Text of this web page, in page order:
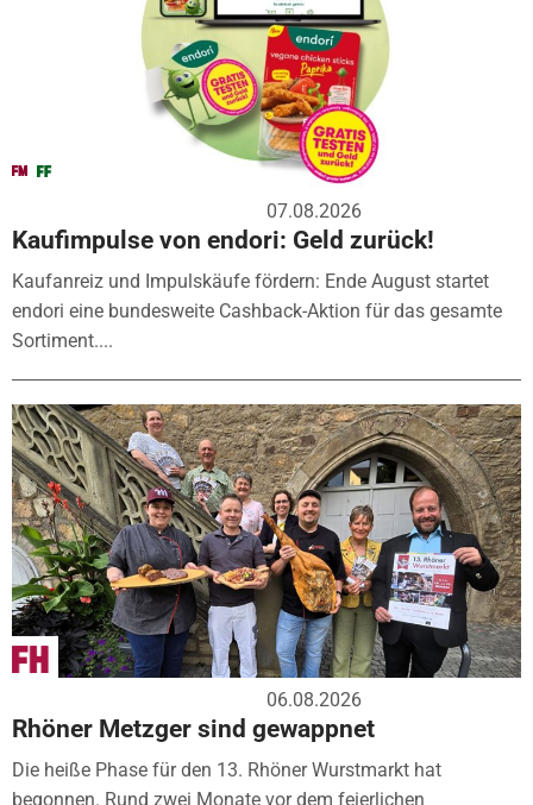
07.08.2026
Kaufimpulse von endori: Geld zurück!
Kaufanreiz und Impulskäufe fördern: Ende August startet
endori eine bundesweite Cashback-Aktion für das gesamte
Sortiment....
06.08.2026
Rhöner Metzger sind gewappnet
Die heiße Phase für den 13. Rhöner Wurstmarkt hat
begonnen. Rund zwei Monate vor dem feierlichen